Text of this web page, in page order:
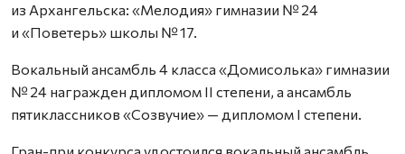
из Архангельска: «Мелодия» гимназии № 24
и «Поветерь» школы № 17.
Вокальный ансамбль 4 класса «Домисолька» гимназии
№ 24 награжден дипломом II степени, а ансамбль
пятиклассников «Созвучие» — дипломом I степени.